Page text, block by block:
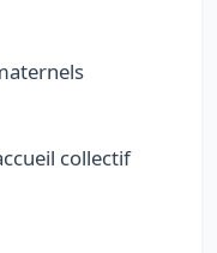
collectif